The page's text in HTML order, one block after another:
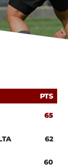
PTS
65
62
60